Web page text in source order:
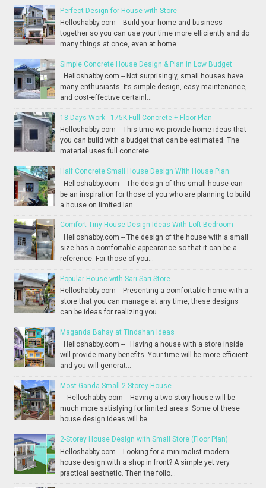
Perfect Design for House with Store
Helloshabby.com -- Build your home and business
together so you can use your time more efficiently and do
many things at once, even at home...
Simple Concrete House Design & Plan in Low Budget
Helloshabby.com -- Not surprisingly, small houses have
many enthusiasts. Its simple design, easy maintenance,
and cost-effective certainl...
18 Days Work - 175K Full Concrete + Floor Plan
Helloshabby.com -- This time we provide home ideas that
you can build with a budget that can be estimated. The
material uses full concrete ...
Half Concrete Small House Design With House Plan
Helloshabby.com -- The design of this small house can
be an inspiration for those of you who are planning to build
a house on limited lan...
Comfort Tiny House Design Ideas With Loft Bedroom
Helloshabby.com -- The design of the house with a small
size has a comfortable appearance so that it can be a
reference. For those of you...
Popular House with Sari-Sari Store
Helloshabby.com -- Presenting a comfortable home with a
store that you can manage at any time, these designs
can be ideas for realizing you...
Maganda Bahay at Tindahan Ideas
Helloshabby.com -- Having a house with a store inside
will provide many benefits. Your time will be more efficient
and you will generat...
Most Ganda Small 2-Storey House
Helloshabby.com -- Having a two-story house will be
much more satisfying for limited areas. Some of these
house design ideas will be ...
2-Storey House Design with Small Store (Floor Plan)
Helloshabby.com -- Looking for a minimalist modern
house design with a shop in front? A simple yet very
practical aesthetic. Then the follo...